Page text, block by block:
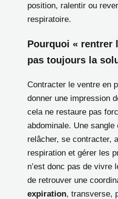
position, ralentir ou
respiratoire.
Pourquoi « rentrer
pas toujours la
Contracter le ventre en
donner une impression
cela ne restaure pas
abdominale. Une
relâcher, se contracter,
respiration et gérer les
n’est donc pas de vivre
de retrouver une
expiration, transverse,